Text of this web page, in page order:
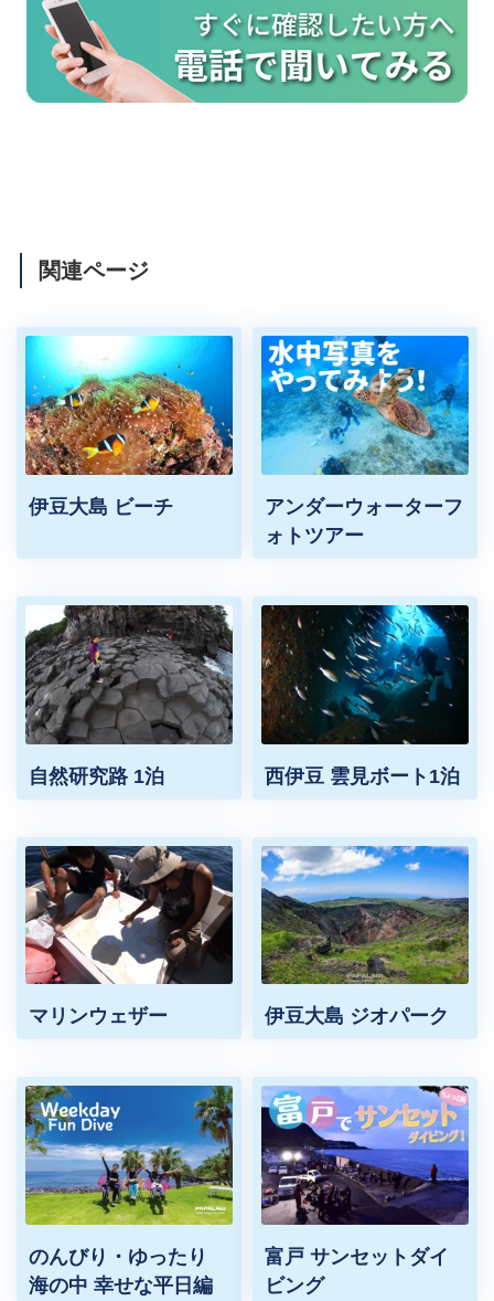
関連ページ
伊豆大島 ビーチ
アンダーウォーターフ
ォトツアー
自然研究路 1泊 西伊豆 雲見ボート1泊
マリンウェザー 伊豆大島 ジオパーク
のんびり・ゆったり
海の中 幸せな平日編
富戸 サンセットダイ
ビング